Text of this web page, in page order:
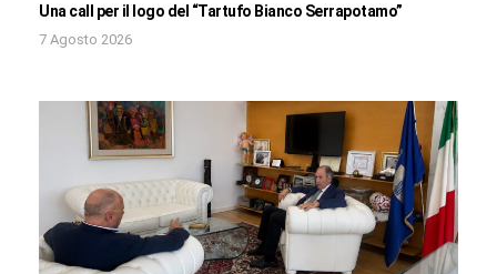
Una call per il logo del “Tartufo Bianco Serrapotamo”
7 Agosto 2026